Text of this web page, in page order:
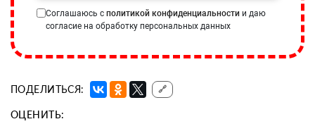
Соглашаюсь с политикой конфиденциальности и даю
согласие на обработку персональных данных
ПОДЕЛИТЬСЯ: 🔗
ОЦЕНИТЬ: